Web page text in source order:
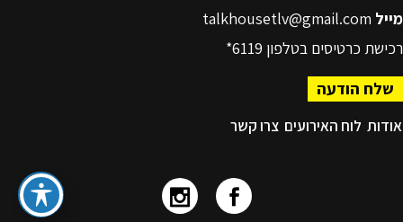
מייל talkhousetlv@gmail.com
רכישת כרטיסים בטלפון 6119*
שלח הודעה
אודות לוח האירועים צרו קשר